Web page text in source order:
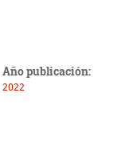
Año publicación:
2022